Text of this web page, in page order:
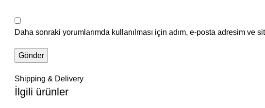
Daha sonraki yorumlarımda kullanılması için adım, e-posta adresim ve
Shipping & Delivery
İlgili ürünler